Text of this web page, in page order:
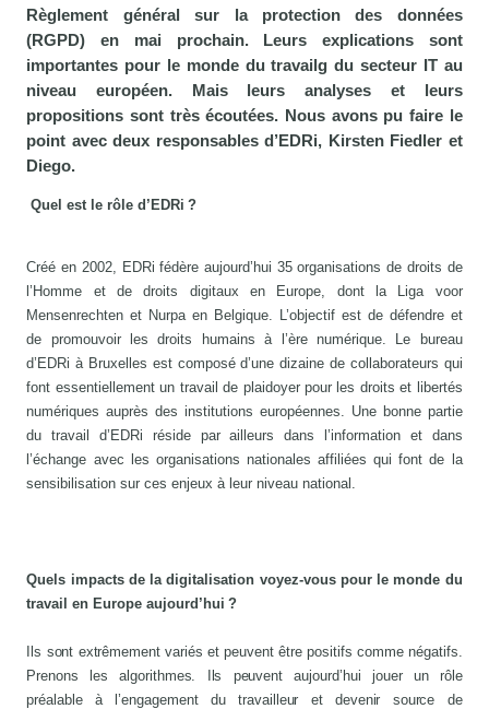
Règlement général sur la protection des données
(RGPD) en mai prochain. Leurs explications sont
importantes pour le monde du travailg du secteur IT au
niveau européen. Mais leurs analyses et leurs
propositions sont très écoutées. Nous avons pu faire le
point avec deux responsables d’EDRi, Kirsten Fiedler et
Diego.
Quel est le rôle d’EDRi ?
Créé en 2002, EDRi fédère aujourd’hui 35 organisations de droits de
l’Homme et de droits digitaux en Europe, dont la Liga voor
Mensenrechten et Nurpa en Belgique. L’objectif est de défendre et
de promouvoir les droits humains à l’ère numérique. Le bureau
d’EDRi à Bruxelles est composé d’une dizaine de collaborateurs qui
font essentiellement un travail de plaidoyer pour les droits et libertés
numériques auprès des institutions européennes. Une bonne partie
du travail d’EDRi réside par ailleurs dans l’information et dans
l’échange avec les organisations nationales affiliées qui font de la
sensibilisation sur ces enjeux à leur niveau national.
Quels impacts de la digitalisation voyez-vous pour le monde du
travail en Europe aujourd’hui ?
Ils sont extrêmement variés et peuvent être positifs comme négatifs.
Prenons les algorithmes. Ils peuvent aujourd’hui jouer un rôle
préalable à l’engagement du travailleur et devenir source de